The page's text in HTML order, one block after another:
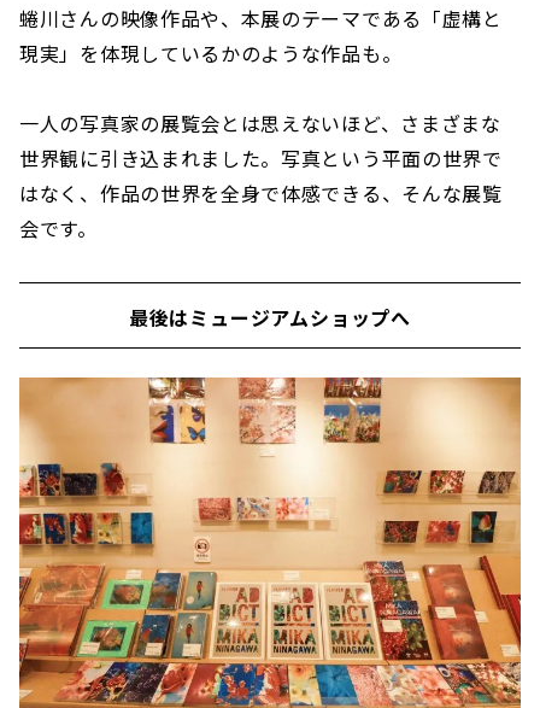
蜷川さんの映像作品や、本展のテーマである「虚構と
現実」を体現しているかのような作品も。
一人の写真家の展覧会とは思えないほど、さまざまな
世界観に引き込まれました。写真という平面の世界で
はなく、作品の世界を全身で体感できる、そんな展覧
会です。
最後はミュージアムショップへ